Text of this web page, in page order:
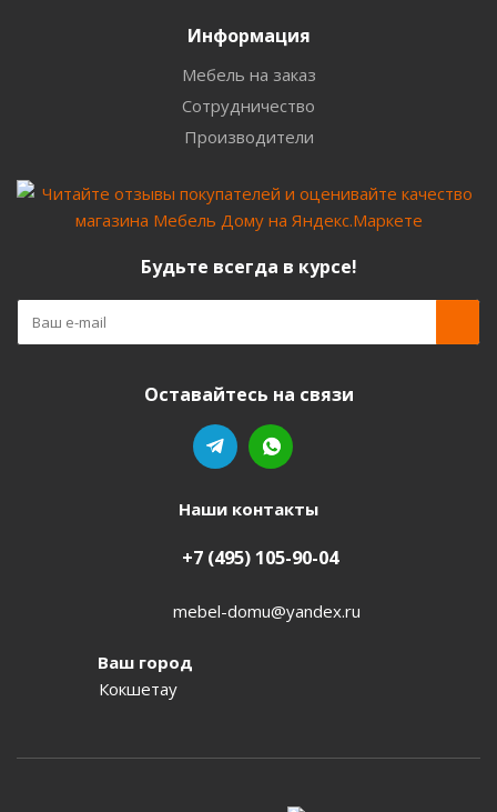
Информация
Мебель на заказ
Сотрудничество
Производители
Будьте всегда в курсе!
Оставайтесь на связи
Наши контакты
+7 (495) 105-90-04
mebel-domu@yandex.ru
Ваш город
Кокшетау